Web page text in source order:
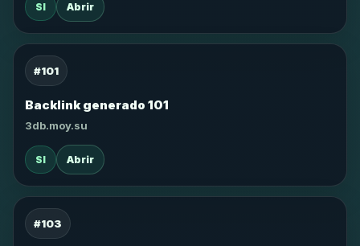
SI Abrir
#101
Backlink generado 101
3db.moy.su
SI Abrir
#103